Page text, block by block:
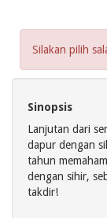
Silakan pilih
Sinopsis
Lanjutan dari
dapur dengan
tahun
dengan sihir,
takdir!